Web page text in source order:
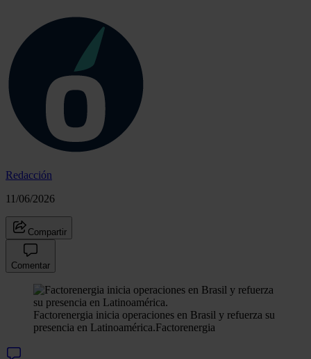
Redacción
11/06/2026
Compartir
Comentar
Factorenergia inicia operaciones en Brasil y refuerza su
presencia en Latinoamérica.Factorenergia